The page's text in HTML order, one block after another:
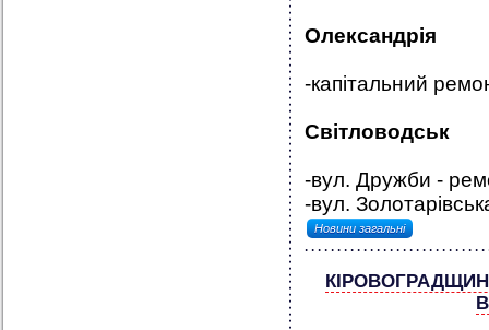
Олександрія
-капітальний
Світловодськ
-вул. Дружби -
-вул.
Новини загальні